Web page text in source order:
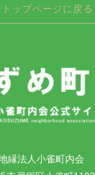
トップページに戻る
縁法人小雀町内会